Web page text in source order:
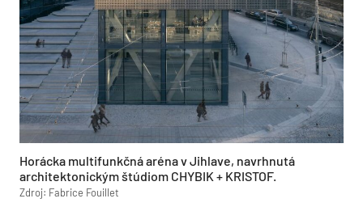
Horácka multifunkčná aréna v Jihlave, navrhnutá
architektonickým štúdiom CHYBIK + KRISTOF.
Zdroj: Fabrice Fouillet